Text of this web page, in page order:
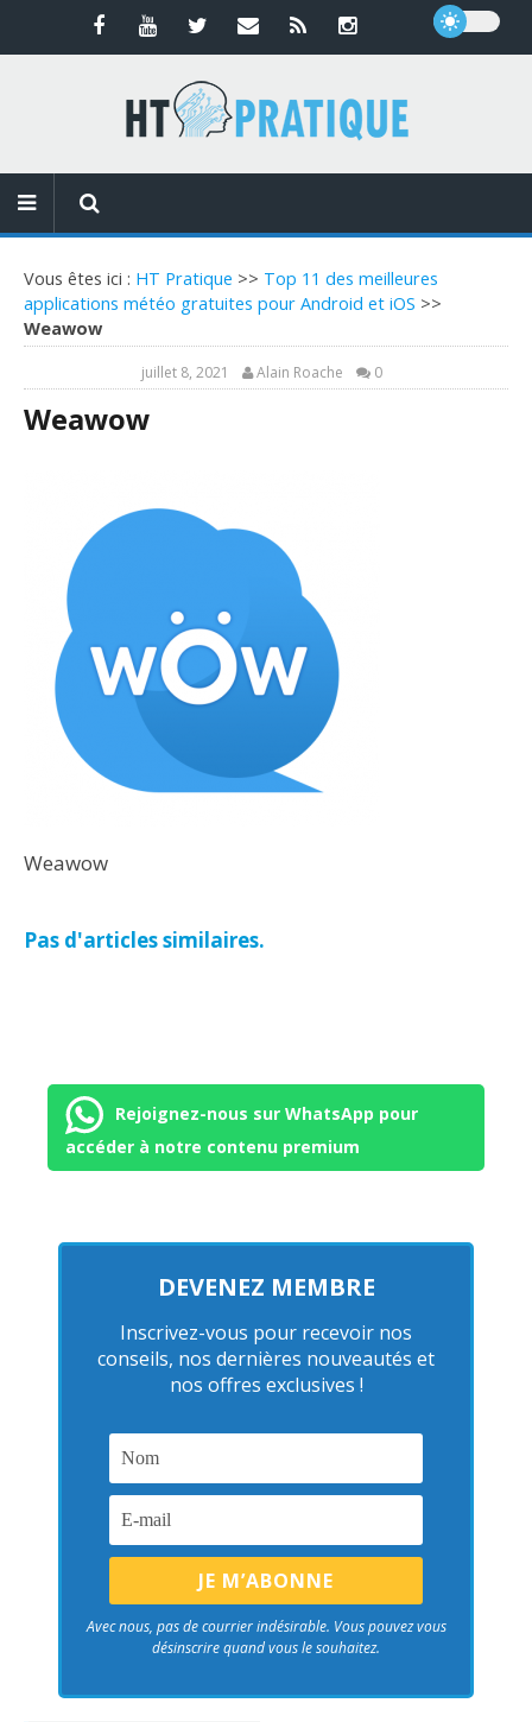
Vous êtes ici : HT Pratique >> Top 11 des meilleures
applications météo gratuites pour Android et iOS >>
Weawow
juillet 8, 2021 Alain Roache 0
Weawow
Weawow
Pas d'articles similaires.
Rejoignez-nous sur WhatsApp pour
accéder à notre contenu premium
DEVENEZ MEMBRE
Inscrivez-vous pour recevoir nos
conseils, nos dernières nouveautés et
nos offres exclusives !
Avec nous, pas de courrier indésirable. Vous pouvez vous
désinscrire quand vous le souhaitez.